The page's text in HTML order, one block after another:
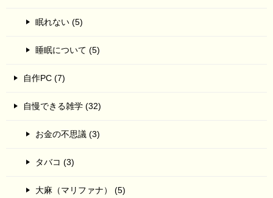
眠れない (5)
睡眠について (5)
自作PC (7)
自慢できる雑学 (32)
お金の不思議 (3)
タバコ (3)
大麻（マリファナ） (5)